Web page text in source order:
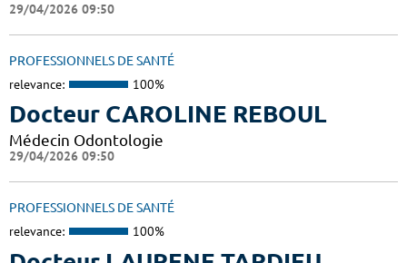
29/04/2026 09:50
PROFESSIONNELS DE SANTÉ
relevance: 100%
Docteur CAROLINE REBOUL
Médecin Odontologie
29/04/2026 09:50
PROFESSIONNELS DE SANTÉ
relevance: 100%